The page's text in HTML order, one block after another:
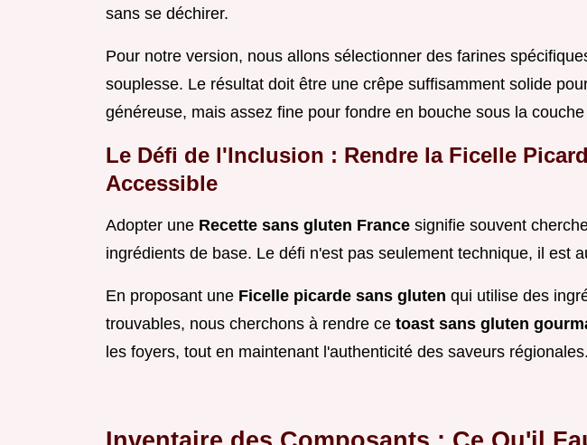
sans se déchirer.
Pour notre version, nous allons sélectionner des farines
souplesse. Le résultat doit être une crêpe suffisamment solide
généreuse, mais assez fine pour fondre en bouche sous la
Le Défi de l'Inclusion : Rendre la Ficelle
Accessible
Adopter une Recette sans gluten France signifie souvent
ingrédients de base. Le défi n'est pas seulement technique, il est
En proposant une Ficelle picarde sans gluten qui utilise des
trouvables, nous cherchons à rendre ce toast sans gluten
les foyers, tout en maintenant l'authenticité des saveurs régionales.